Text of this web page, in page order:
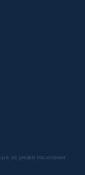
за умови посилання